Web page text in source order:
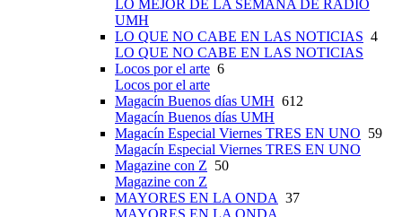
LO MEJOR DE LA SEMANA DE RADIO
UMH
LO QUE NO CABE EN LAS NOTICIAS 4
LO QUE NO CABE EN LAS NOTICIAS
Locos por el arte 6
Locos por el arte
Magacín Buenos días UMH 612
Magacín Buenos días UMH
Magacín Especial Viernes TRES EN UNO 59
Magacín Especial Viernes TRES EN UNO
Magazine con Z 50
Magazine con Z
MAYORES EN LA ONDA 37